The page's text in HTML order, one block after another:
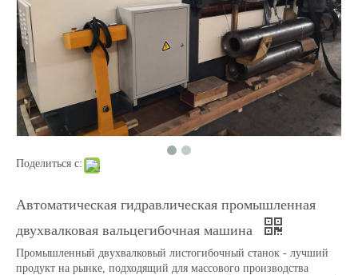
Автоматическая гидравлическая двухвалковая машина для тупой прокатки
Автоматический гидравлический 2-х роликовый листогибочный станок Электрогидравлический двухвалковый листогибочный станок
Поделиться с:
Автоматическая гидравлическая промышленная
двухвалковая вальцегибочная машина
Промышленный двухвалковый листогибочный станок - лучший
продукт на рынке, подходящий для массового производства